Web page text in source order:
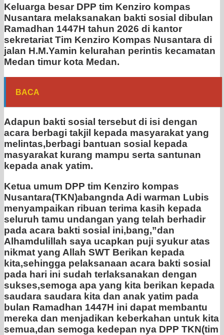
Keluarga besar DPP tim Kenziro kompas
Nusantara melaksanakan bakti sosial dibulan
Ramadhan 1447H tahun 2026 di kantor
sekretariat Tim Kenziro Kompas Nusantara di
jalan H.M.Yamin kelurahan perintis kecamatan
Medan timur kota Medan.
BACA
Adapun bakti sosial tersebut di isi dengan
acara berbagi takjil kepada masyarakat yang
melintas,berbagi bantuan sosial kepada
masyarakat kurang mampu serta santunan
kepada anak yatim.
Ketua umum DPP tim Kenziro kompas
Nusantara(TKN)abangnda Adi warman Lubis
menyampaikan ribuan terima kasih kepada
seluruh tamu undangan yang telah berhadir
pada acara bakti sosial ini,bang,”dan
Alhamdulillah saya ucapkan puji syukur atas
nikmat yang Allah SWT Berikan kepada
kita,sehingga pelaksanaan acara bakti sosial
pada hari ini sudah terlaksanakan dengan
sukses,semoga apa yang kita berikan kepada
saudara saudara kita dan anak yatim pada
bulan Ramadhan 1447H ini dapat membantu
mereka dan menjadikan keberkahan untuk kita
semua,dan semoga kedepan nya DPP TKN(tim